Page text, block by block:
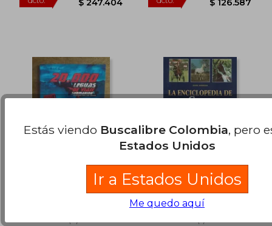
20. 000 Leguas de
Viaje Submarino
La Enciclopedia de
los Caballos
Josee Hermsen
Estás viendo Buscalibre Colombia, pero
Estados Unidos
Ir a Estados Unidos
Me quedo aquí